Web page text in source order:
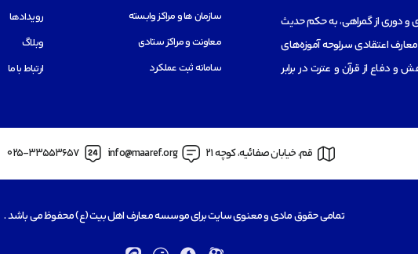
و دوری از گمراهی، به حکم حدیث
اعتقادی سرلوحه آموزه‌های
آموزش و پژوهش و دفاع از قرآن و عترت در برابر
سازمان ها و مراکز وابسته
معاونت و مراکز ستادی
سامانه ثبت عملکرد
رویدادها
وبلاگ
ارتباط با ما
قم، خیابان صفائیه، کوچه 21 info@maaref.org
025-33553657
تمامی حقوق مادی و معنوی سایت برای موسسه معارف اهل بیت (ع) محفوظ می باشد .